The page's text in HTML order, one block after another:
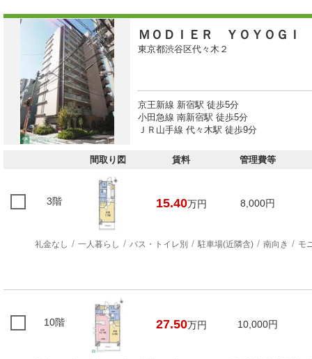
ＭＯＤＩＥＲ ＹＯＹＯＧＩ
東京都渋谷区代々木２
京王新線 新宿駅 徒歩5分
小田急線 南新宿駅 徒歩5分
ＪＲ山手線 代々木駅 徒歩9分
間取り図 賃料 管理費等
3階 15.40万円 8,000円
礼金なし 一人暮らし バス・トイレ別 駐車場(近隣含) 南向き モ
10階 27.50万円 10,000円